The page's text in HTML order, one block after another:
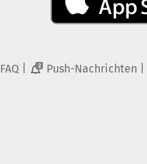
FAQ 2 Push-Nachrichten